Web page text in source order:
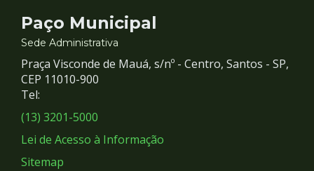
Contato
e
Redes
Sociais
Paço Municipal
Sede Administrativa
Praça Visconde de Mauá, s/nº - Centro, Santos - SP,
CEP 11010-900
Tel:
(13) 3201-5000
Lei de Acesso à Informação
Sitemap